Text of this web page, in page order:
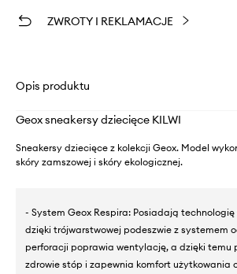
ZWROTY I REKLAMACJE
Opis produktu
Geox sneakersy dziecięce KILWI
Sneakersy dziecięce z kolekcji Geox. Model
skóry zamszowej i skóry ekologicznej.
- System Geox Respira: Posiadają technologię
dzięki trójwarstwowej podeszwie z systemem
perforacji poprawia wentylację, a dzięki temu
zdrowie stóp i zapewnia komfort użytkowania